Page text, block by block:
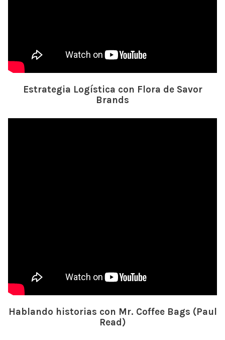
Estrategia Logística con Flora de Savor
Brands
Hablando historias con Mr. Coffee Bags (Paul
Read)